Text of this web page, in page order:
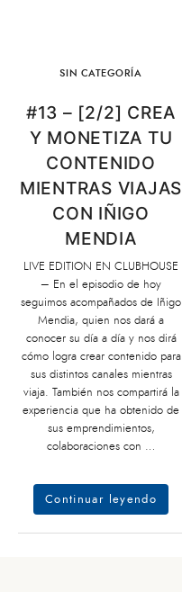
SIN CATEGORÍA
#13 – [2/2] CREA
Y MONETIZA TU
CONTENIDO
MIENTRAS VIAJAS
CON IÑIGO
MENDIA
LIVE EDITION EN CLUBHOUSE
– En el episodio de hoy
seguimos acompañados de Iñigo
Mendia, quien nos dará a
conocer su día a día y nos dirá
cómo logra crear contenido para
sus distintos canales mientras
viaja. También nos compartirá la
experiencia que ha obtenido de
sus emprendimientos,
colaboraciones con …
Continuar leyendo